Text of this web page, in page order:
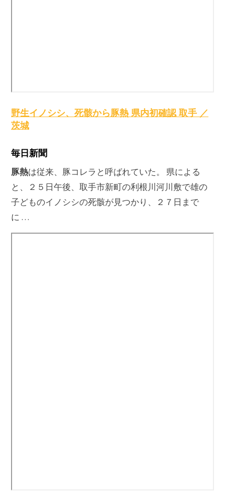
野生イノシシ、死骸から豚熱 県内初確認 取手 ／
茨城
毎日新聞
豚熱は従来、豚コレラと呼ばれていた。 県による
と、２５日午後、取手市新町の利根川河川敷で雄の
子どものイノシシの死骸が見つかり、２７日まで
に …